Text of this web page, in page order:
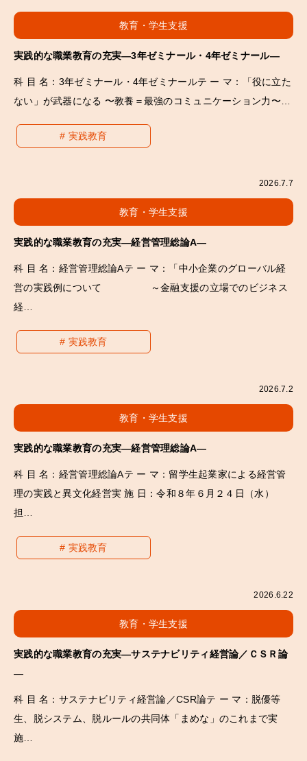
教育・学生支援
実践的な職業教育の充実―3年ゼミナール・4年ゼミナール―
科 目 名：3年ゼミナール・4年ゼミナールテ ー マ：「役に立た
ない」が武器になる 〜教養＝最強のコミュニケーション力〜…
実践教育
2026.7.7
教育・学生支援
実践的な職業教育の充実―経営管理総論A―
科 目 名：経営管理総論Aテ ー マ：「中小企業のグローバル経
営の実践例について ～金融支援の立場でのビジネス
経…
実践教育
2026.7.2
教育・学生支援
実践的な職業教育の充実―経営管理総論A―
科 目 名：経営管理総論Aテ ー マ：留学生起業家による経営管
理の実践と異文化経営実 施 日：令和８年６月２４日（水）
担…
実践教育
2026.6.22
教育・学生支援
実践的な職業教育の充実―サステナビリティ経営論／ＣＳＲ論
―
科 目 名：サステナビリティ経営論／CSR論テ ー マ：脱優等
生、脱システム、脱ルールの共同体「まめな」のこれまで実
施…